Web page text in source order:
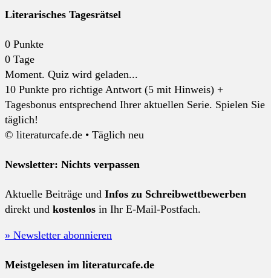
Literarisches Tagesrätsel
0 Punkte
0 Tage
Moment. Quiz wird geladen...
10 Punkte pro richtige Antwort (5 mit Hinweis) +
Tagesbonus entsprechend Ihrer aktuellen Serie. Spielen Sie
täglich!
© literaturcafe.de • Täglich neu
Newsletter: Nichts verpassen
Aktuelle Beiträge und Infos zu Schreibwettbewerben
direkt und kostenlos in Ihr E-Mail-Postfach.
» Newsletter abonnieren
Meistgelesen im literaturcafe.de